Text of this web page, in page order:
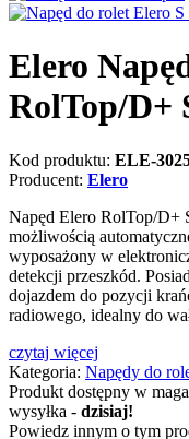
Elero
RolTop/D+
Kod produktu: ELE-
Producent: Elero
Napęd Elero RolTop/D+
możliwością
wyposażony w
detekcji przeszkód.
dojazdem do pozycji
radiowego, idealny do
czytaj więcej
Kategoria: Napędy do
Produkt dostępny w
wysyłka - dzisiaj!
Powiedz innym o tym